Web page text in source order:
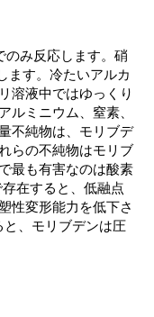
のみ反応します。硝
ます。冷たいアルカ
溶液中ではゆっくり
ルミニウム、窒素、
不純物は、モリブデ
らの不純物はモリブ
最も有害なのは酸素
在すると、低融点
性変形能力を低下さ
、モリブデンは圧